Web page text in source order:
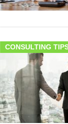
CONSULTING